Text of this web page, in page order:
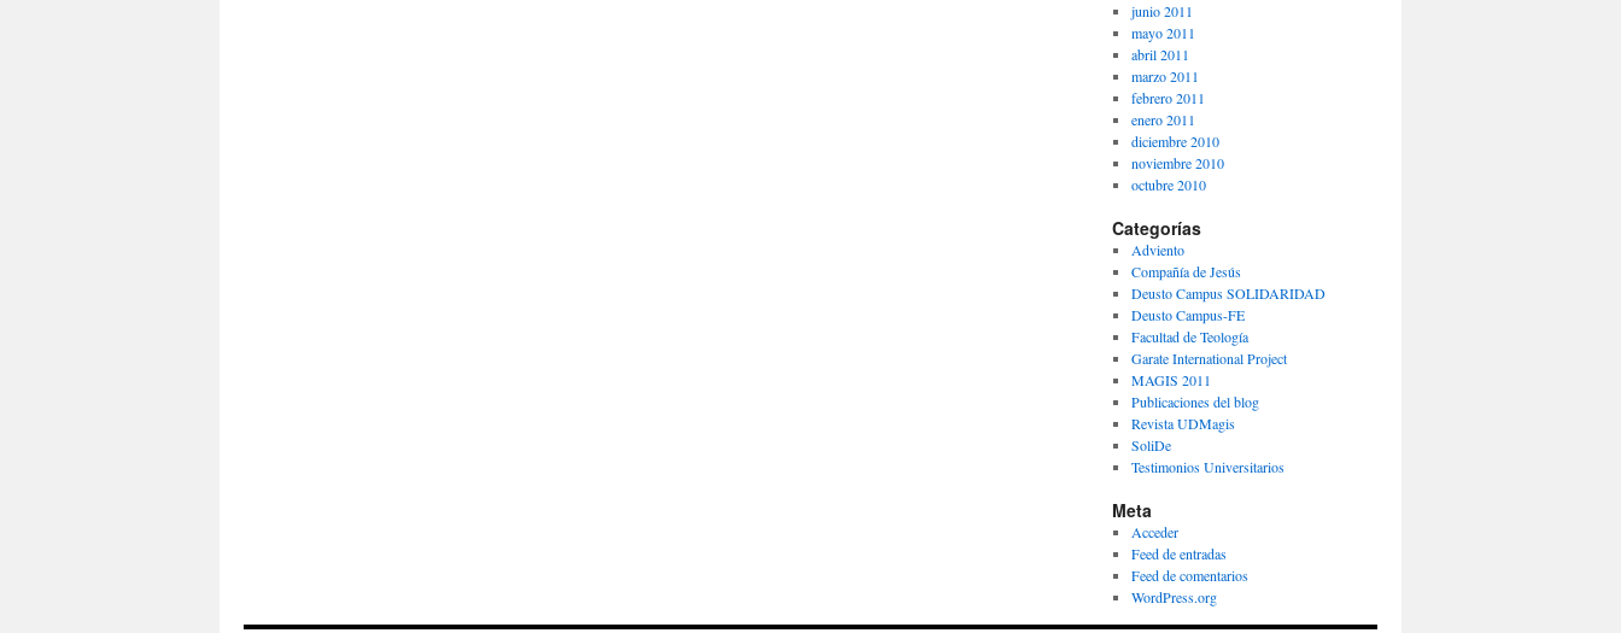
junio 2011
mayo 2011
abril 2011
marzo 2011
febrero 2011
enero 2011
diciembre 2010
noviembre 2010
octubre 2010
Categorías
Adviento
Compañía de Jesús
Deusto Campus SOLIDARIDAD
Deusto Campus-FE
Facultad de Teología
Garate International Project
MAGIS 2011
Publicaciones del blog
Revista UDMagis
SoliDe
Testimonios Universitarios
Meta
Acceder
Feed de entradas
Feed de comentarios
WordPress.org